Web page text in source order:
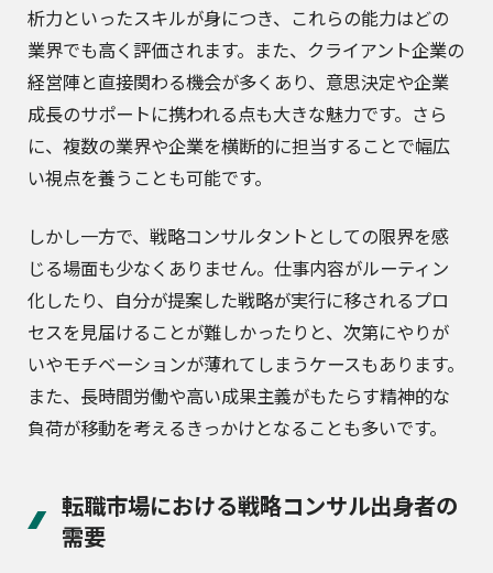
析力といったスキルが身につき、これらの能力はどの
業界でも高く評価されます。また、クライアント企業の
経営陣と直接関わる機会が多くあり、意思決定や企業
成長のサポートに携われる点も大きな魅力です。さら
に、複数の業界や企業を横断的に担当することで幅広
い視点を養うことも可能です。
しかし一方で、戦略コンサルタントとしての限界を感
じる場面も少なくありません。仕事内容がルーティン
化したり、自分が提案した戦略が実行に移されるプロ
セスを見届けることが難しかったりと、次第にやりが
いやモチベーションが薄れてしまうケースもあります。
また、長時間労働や高い成果主義がもたらす精神的な
負荷が移動を考えるきっかけとなることも多いです。
転職市場における戦略コンサル出身者の
需要